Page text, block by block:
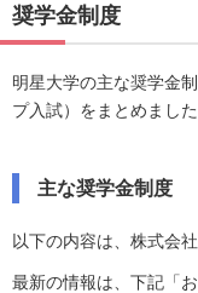
奨学金制度
明星大学の主な奨学金
プ入試）をまとめました
主な奨学金制度
以下の内容は、株式会
最新の情報は、下記「